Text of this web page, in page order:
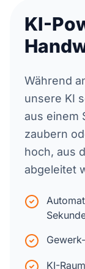
KI-
Während
unsere KI
aus einem
zaubern
hoch, aus
abgeleitet
KI-